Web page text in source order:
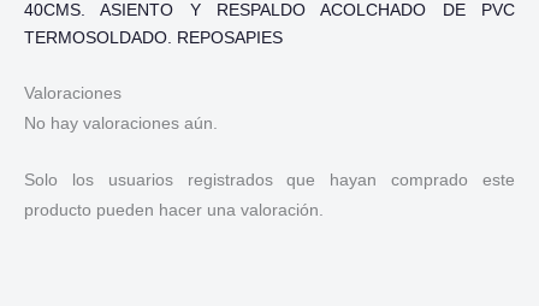
40CMS. ASIENTO Y RESPALDO ACOLCHADO DE PVC
TERMOSOLDADO. REPOSAPIES
Valoraciones
No hay valoraciones aún.
Solo los usuarios registrados que hayan comprado este
producto pueden hacer una valoración.